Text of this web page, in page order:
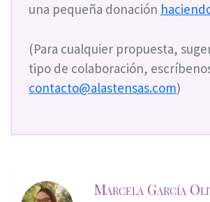
una pequeña donación
(Para cualquier propuesta,
tipo de colaboración,
contacto@alastensas.com)
Marcela García